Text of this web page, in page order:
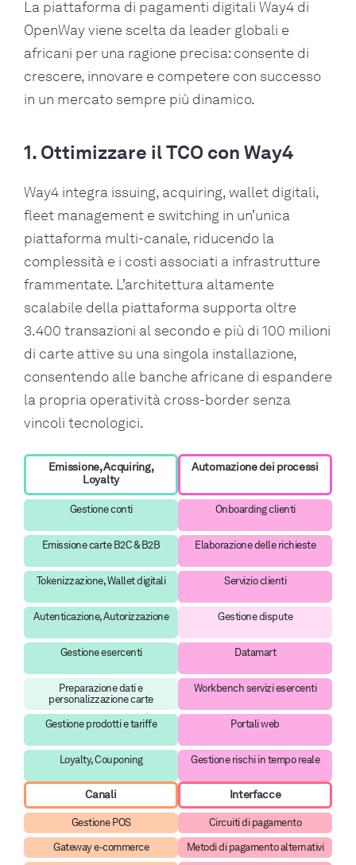
La piattaforma di pagamenti digitali Way4 di
OpenWay viene scelta da leader globali e
africani per una ragione precisa: consente di
crescere, innovare e competere con successo
in un mercato sempre più dinamico.
1. Ottimizzare il TCO con Way4
Way4 integra issuing, acquiring, wallet digitali,
fleet management e switching in un’unica
piattaforma multi-canale, riducendo la
complessità e i costi associati a infrastrutture
frammentate. L’architettura altamente
scalabile della piattaforma supporta oltre
3.400 transazioni al secondo e più di 100 milioni
di carte attive su una singola installazione,
consentendo alle banche africane di espandere
la propria operatività cross-border senza
vincoli tecnologici.
Emissione, Acquiring,
Loyalty
Gestione conti
Emissione carte B2C & B2B
Tokenizzazione, Wallet digitali
Autenticazione, Autorizzazione
Gestione esercenti
Preparazione dati e
personalizzazione carte
Gestione prodotti e tariffe
Loyalty, Couponing
Automazione dei processi
Onboarding clienti
Elaborazione delle richieste
Servizio clienti
Gestione dispute
Datamart
Workbench servizi esercenti
Portali web
Gestione rischi in tempo reale
Canali
Gestione POS
Gateway e-commerce
Interfacce
Circuiti di pagamento
Metodi di pagamento alternativi